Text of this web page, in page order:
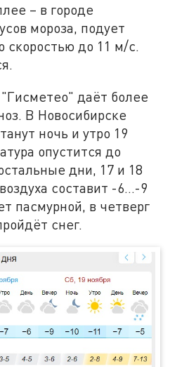
– в городе
мороза, подует
скоростью до 11 м/с.
даёт более
В Новосибирске
ночь и утро 19
опустится до
дни, 17 и 18
составит -6…-9
пасмурной, в четверг
снег.